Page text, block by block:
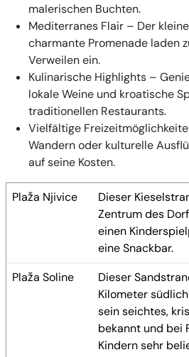
malerischen Buchten.
Mediterranes Flair – Der
charmante Promenade laden
Verweilen ein.
Kulinarische Highlights –
lokale Weine und kroatische
traditionellen Restaurants.
Vielfältige
Wandern oder kulturelle
auf seine Kosten.
Plaža Njivice
Dieser
Zentrum des
einen
eine Snackbar.
Plaža Soline
Dieser
Kilometer
sein seichtes,
bekannt und bei
Kindern sehr